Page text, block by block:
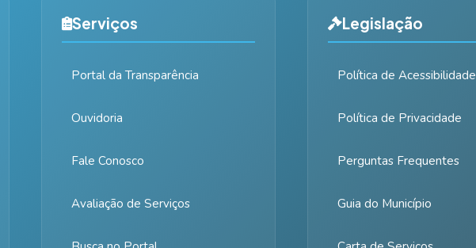
Serviços
Portal da Transparência
Ouvidoria
Fale Conosco
Avaliação de Serviços
Legislação
Política de Acessibilidade
Política de Privacidade
Perguntas Frequentes
Guia do Município